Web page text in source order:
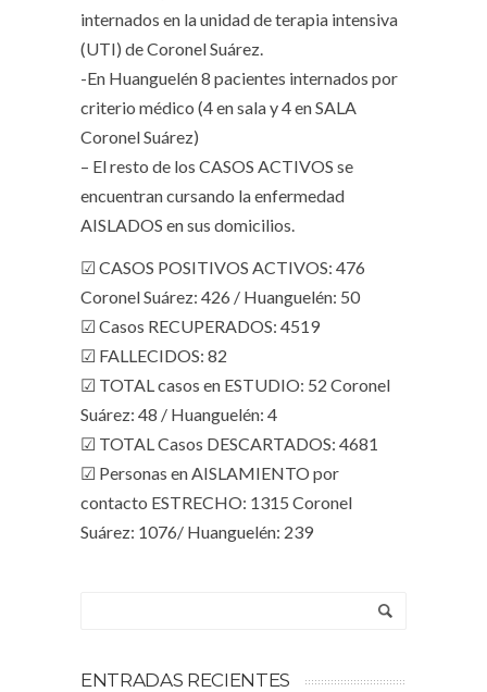
internados en la unidad de terapia intensiva
(UTI) de Coronel Suárez.
-En Huanguelén 8 pacientes internados por
criterio médico (4 en sala y 4 en SALA
Coronel Suárez)
– El resto de los CASOS ACTIVOS se
encuentran cursando la enfermedad
AISLADOS en sus domicilios.
☑ CASOS POSITIVOS ACTIVOS: 476
Coronel Suárez: 426 / Huanguelén: 50
☑ Casos RECUPERADOS: 4519
☑ FALLECIDOS: 82
☑ TOTAL casos en ESTUDIO: 52 Coronel
Suárez: 48 / Huanguelén: 4
☑ TOTAL Casos DESCARTADOS: 4681
☑ Personas en AISLAMIENTO por
contacto ESTRECHO: 1315 Coronel
Suárez: 1076/ Huanguelén: 239
ENTRADAS RECIENTES